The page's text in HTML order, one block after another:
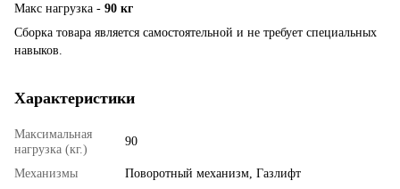
Макс нагрузка - 90 кг
Сборка товара является самостоятельной и не требует специальных
навыков.
Характеристики
Максимальная
нагрузка (кг.)
90
Механизмы
Поворотный механизм, Газлифт